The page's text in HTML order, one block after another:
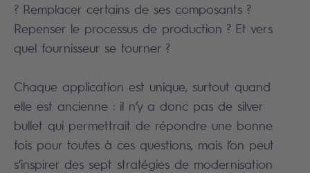
? Remplacer certains de ses composants ?
Repenser le processus de production ? Et vers
quel fournisseur se tourner ?
Chaque application est unique, surtout quand
elle est ancienne : il n’y a donc pas de silver
bullet qui permettrait de répondre une bonne
fois pour toutes à ces questions, mais l’on peut
s’inspirer des sept stratégies de modernisation